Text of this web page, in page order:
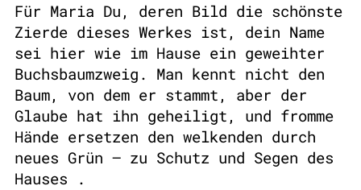
Für Maria Du, deren Bild die schönste
Zierde dieses Werkes ist, dein Name
sei hier wie im Hause ein geweihter
Buchsbaumzweig. Man kennt nicht den
Baum, von dem er stammt, aber der
Glaube hat ihn geheiligt, und fromme
Hände ersetzen den welkenden durch
neues Grün – zu Schutz und Segen des
Hauses .